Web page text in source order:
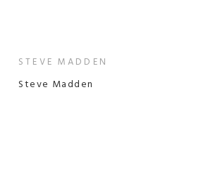
STEVE MADDEN
Steve Madden